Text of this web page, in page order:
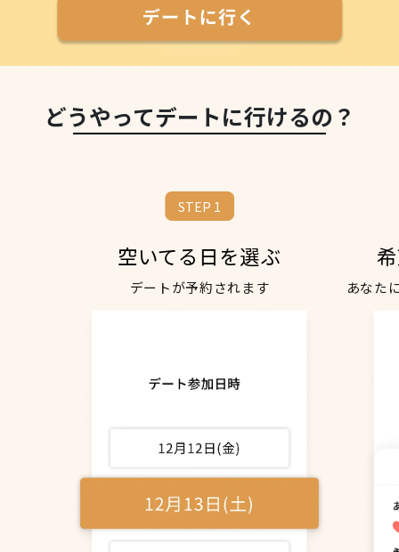
どうやってデートに行けるの？
STEP 1
空いてる日を選ぶ
デートが予約されます あなた